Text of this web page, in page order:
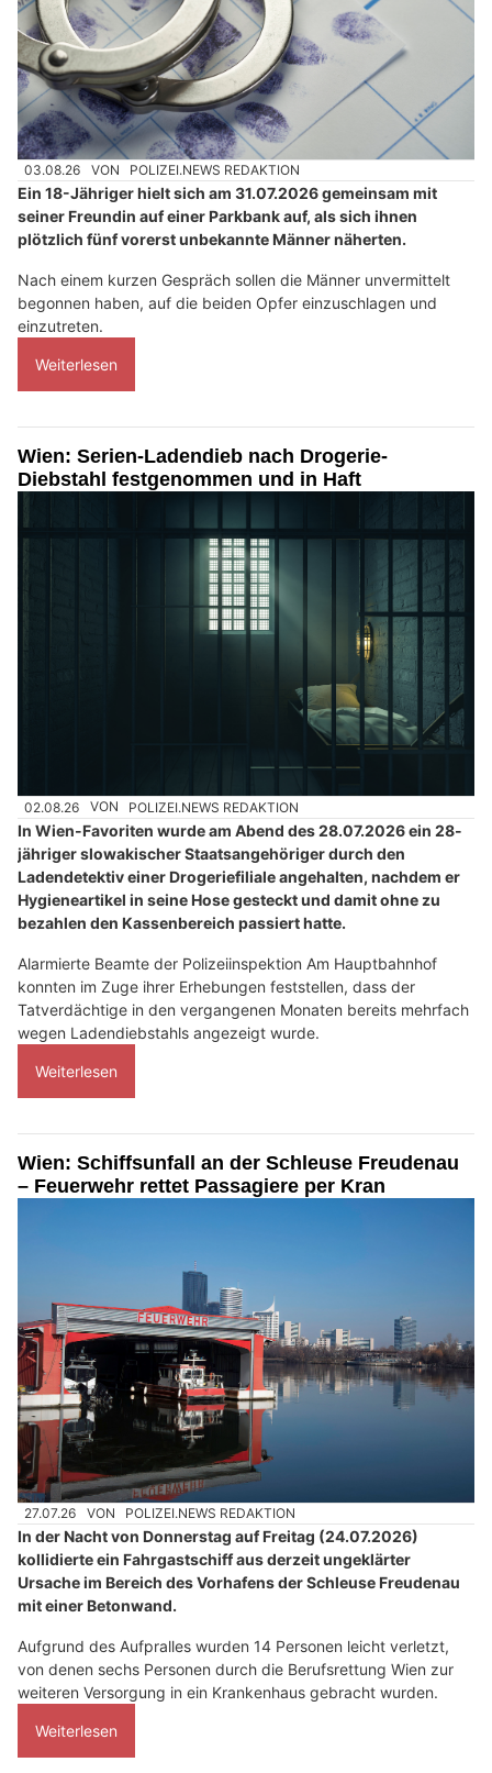
03.08.26 VON POLIZEI.NEWS REDAKTION
Ein 18-Jähriger hielt sich am 31.07.2026 gemeinsam mit
seiner Freundin auf einer Parkbank auf, als sich ihnen
plötzlich fünf vorerst unbekannte Männer näherten.
Nach einem kurzen Gespräch sollen die Männer unvermittelt
begonnen haben, auf die beiden Opfer einzuschlagen und
einzutreten.
Weiterlesen
Wien: Serien-Ladendieb nach Drogerie-
Diebstahl festgenommen und in Haft
02.08.26 VON POLIZEI.NEWS REDAKTION
In Wien-Favoriten wurde am Abend des 28.07.2026 ein 28-
jähriger slowakischer Staatsangehöriger durch den
Ladendetektiv einer Drogeriefiliale angehalten, nachdem er
Hygieneartikel in seine Hose gesteckt und damit ohne zu
bezahlen den Kassenbereich passiert hatte.
Alarmierte Beamte der Polizeiinspektion Am Hauptbahnhof
konnten im Zuge ihrer Erhebungen feststellen, dass der
Tatverdächtige in den vergangenen Monaten bereits mehrfach
wegen Ladendiebstahls angezeigt wurde.
Weiterlesen
Wien: Schiffsunfall an der Schleuse Freudenau
– Feuerwehr rettet Passagiere per Kran
27.07.26 VON POLIZEI.NEWS REDAKTION
In der Nacht von Donnerstag auf Freitag (24.07.2026)
kollidierte ein Fahrgastschiff aus derzeit ungeklärter
Ursache im Bereich des Vorhafens der Schleuse Freudenau
mit einer Betonwand.
Aufgrund des Aufpralles wurden 14 Personen leicht verletzt,
von denen sechs Personen durch die Berufsrettung Wien zur
weiteren Versorgung in ein Krankenhaus gebracht wurden.
Weiterlesen